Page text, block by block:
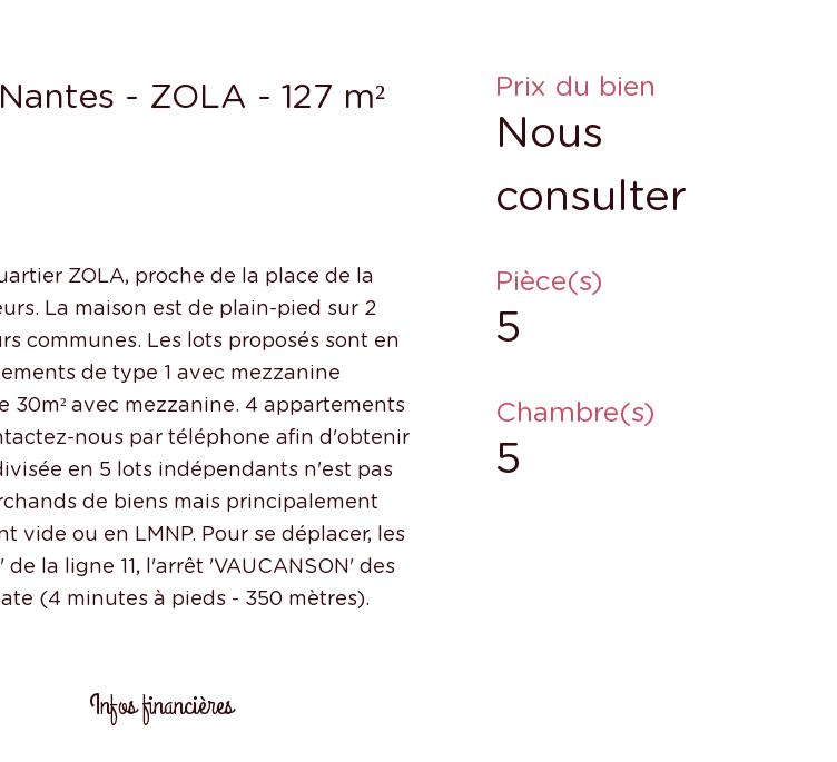
- ZOLA - 127 m²
ZOLA, proche de la place de la
La maison est de plain-pied sur 2
communes. Les lots proposés sont en
de type 1 avec mezzanine
30m² avec mezzanine. 4 appartements
nous par téléphone afin d'obtenir
en 5 lots indépendants n'est pas
de biens mais principalement
ou en LMNP. Pour se déplacer, les
la ligne 11, l'arrêt 'VAUCANSON' des
(4 minutes à pieds - 350 mètres).
Prix du bien
Nous
consulter
Pièce(s)
5
Chambre(s)
5
Infos financières